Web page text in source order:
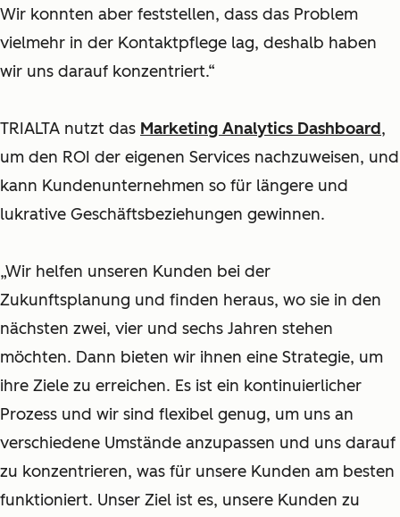
Wir konnten aber feststellen, dass das Problem
vielmehr in der Kontaktpflege lag, deshalb haben
wir uns darauf konzentriert.“
TRIALTA nutzt das Marketing Analytics Dashboard,
um den ROI der eigenen Services nachzuweisen, und
kann Kundenunternehmen so für längere und
lukrative Geschäftsbeziehungen gewinnen.
„Wir helfen unseren Kunden bei der
Zukunftsplanung und finden heraus, wo sie in den
nächsten zwei, vier und sechs Jahren stehen
möchten. Dann bieten wir ihnen eine Strategie, um
ihre Ziele zu erreichen. Es ist ein kontinuierlicher
Prozess und wir sind flexibel genug, um uns an
verschiedene Umstände anzupassen und uns darauf
zu konzentrieren, was für unsere Kunden am besten
funktioniert. Unser Ziel ist es, unsere Kunden zu